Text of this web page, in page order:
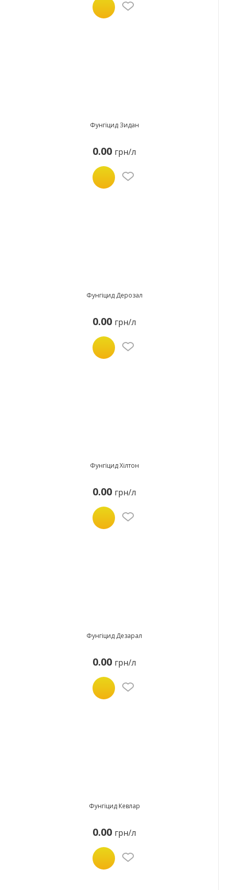
Фунгіцид Зидан
0.00 грн/л
Фунгіцид Дерозал
0.00 грн/л
Фунгіцид Хілтон
0.00 грн/л
Фунгіцид Дезарал
0.00 грн/л
Фунгіцид Кевлар
0.00 грн/л